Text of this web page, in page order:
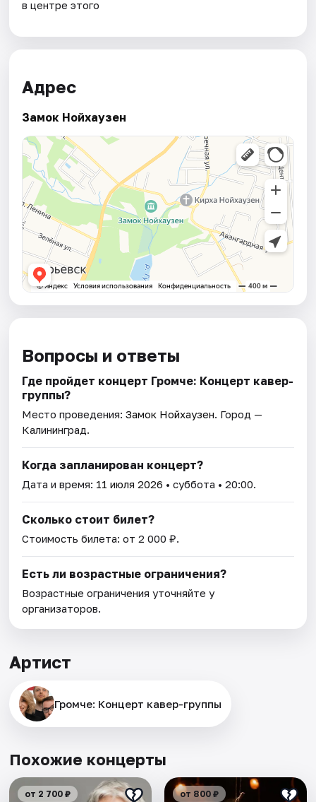
в центре этого
Адрес
Замок Нойхаузен
Вопросы и ответы
Где пройдет концерт Громче: Концерт кавер-
группы?
Место проведения:Замок Нойхаузен. Город —
Калининград.
Когда запланирован концерт?
Дата и время: 11 июля 2026 • суббота • 20:00.
Сколько стоит билет?
Стоимость билета: от 2 000 ₽.
Есть ли возрастные ограничения?
Возрастные ограничения уточняйте у
организаторов.
Артист
Громче: Концерт кавер-группы
Похожие концерты
от 2 700 ₽ от 800 ₽